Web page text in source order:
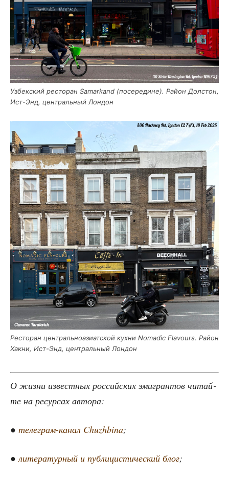
Узбек­ский ресто­ран Samarkand (посе­ре­дине). Рай­он Дол­стон,
Ист-Энд, цен­траль­ный Лондон
Ресто­ран цен­траль­но­ази­ат­ской кух­ни Nomadic Flavours. Рай­он
Хак­ни, Ист-Энд, цен­траль­ный Лондон
О жиз­ни извест­ных рос­сий­ских эми­гран­тов читай­
те на ресур­сах автора:
● теле­грам-канал Chuzhbina;
●лите­ра­тур­ный и пуб­ли­ци­сти­че­ский блог;